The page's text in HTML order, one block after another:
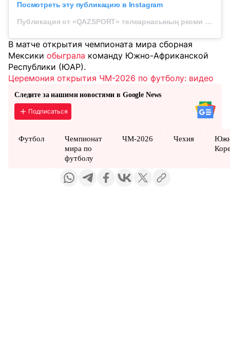
Посмотреть эту публикацию в Instagram
Публикация от «QAZSPORT» телеарнасының ресми парақшасы (@qazsport_official)
В матче открытия чемпионата мира сборная
Мексики обыграла команду Южно-Африканской
Республики (ЮАР).
Церемония открытия ЧМ-2026 по футболу: видео
Следите за нашими новостями в Google News
Подписаться
Футбол
Чемпионат
мира по
футболу
ЧМ-2026 Чехия